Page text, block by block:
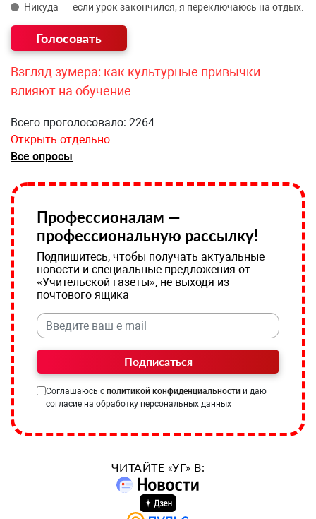
Никуда — если урок закончился, я переключаюсь на отдых.
Взгляд зумера: как культурные привычки
влияют на обучение
Всего проголосовало: 2264
Открыть отдельно
Все опросы
Профессионалам —
профессиональную рассылку!
Подпишитесь, чтобы получать актуальные
новости и специальные предложения от
«Учительской газеты», не выходя из
почтового ящика
Подписаться
Соглашаюсь с политикой конфиденциальности и даю
согласие на обработку персональных данных
ЧИТАЙТЕ «УГ» В: